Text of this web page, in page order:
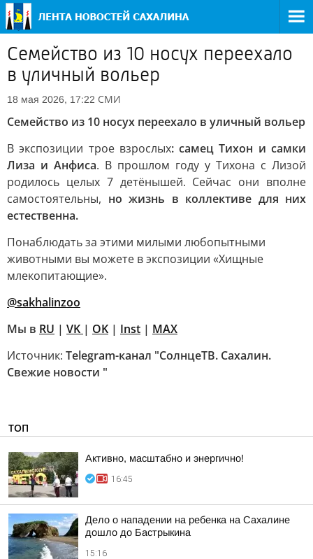
Семейство из 10 носух переехало
в уличный вольер
18 мая 2026, 17:22 СМИ
Семейство из 10 носух переехало в уличный вольер
В экспозиции трое взрослых: самец Тихон и самки
Лиза и Анфиса. В прошлом году у Тихона с Лизой
родилось целых 7 детёнышей. Сейчас они вполне
самостоятельны, но жизнь в коллективе для них
естественна.
Понаблюдать за этими милыми любопытными
животными вы можете в экспозиции «Хищные
млекопитающие».
@sakhalinzoo
Мы в RU | VK | OK | Inst | MAX
Источник: Telegram-канал "СолнцеТВ. Сахалин.
Свежие новости "
ТОП
Активно, масштабно и энергично!
16:45
Дело о нападении на ребенка на Сахалине
дошло до Бастрыкина
15:16